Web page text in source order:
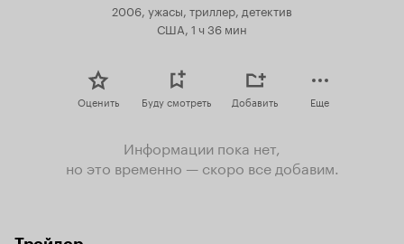
2006, ужасы, триллер, детектив
США, 1 ч 36 мин
Оценить Буду смотреть Добавить Еще
Информации пока нет,
но это временно — скоро все добавим.